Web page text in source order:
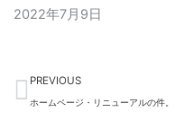
2022年7月9日
Prev
PREVIOUS
ホームページ・リニューアルの件。